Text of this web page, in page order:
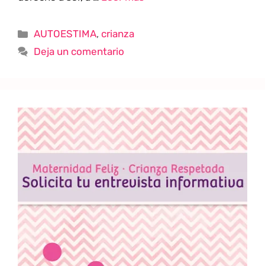
AUTOESTIMA,crianza
Deja un comentario